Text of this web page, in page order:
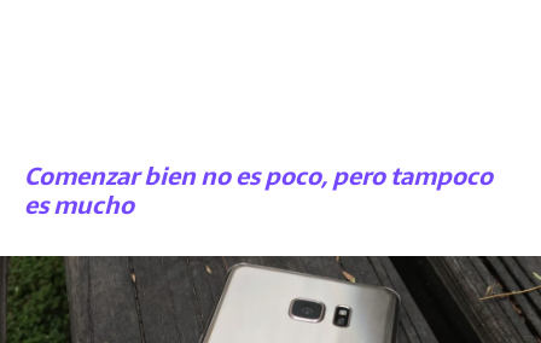
Comenzar bien no es poco, pero tampoco
es mucho